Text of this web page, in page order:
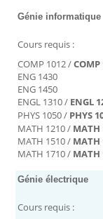
Génie informatique
Cours requis :
COMP 1012 /COMP
ENG 1430
ENG 1450
ENGL 1310 / ENGL
PHYS 1050 / PHYS
MATH 1210 / MATH
MATH 1510 / MATH
MATH 1710 / MATH
Génie électrique
Cours requis :